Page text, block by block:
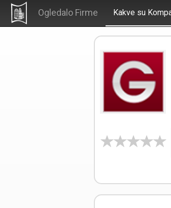
Ogledalo Firme Kakve su